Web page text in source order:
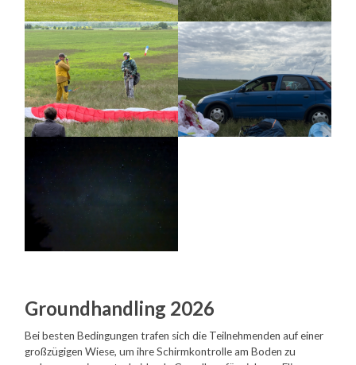
Groundhandling 2026
Bei besten Bedingungen trafen sich die Teilnehmenden auf einer
großzügigen Wiese, um ihre Schirmkontrolle am Boden zu